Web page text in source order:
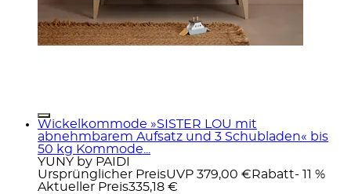
Wickelkommode »SISTER LOU mit
abnehmbarem Aufsatz und 3 Schubladen« bis
50 kg Kommode...
YUNY by PAIDI
Ursprünglicher PreisUVP 379,00 € Rabatt- 11 %
Aktueller Preis335,18 €